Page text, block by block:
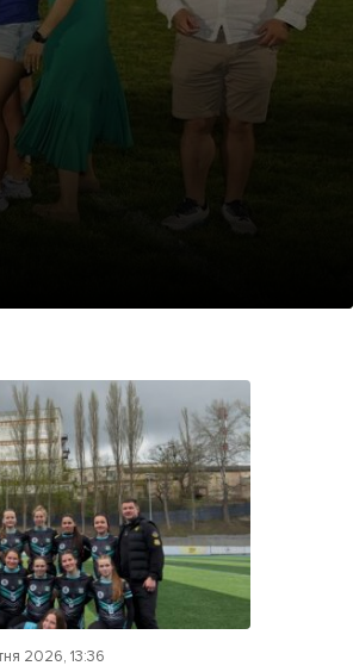
2026, 13:36